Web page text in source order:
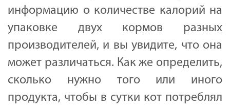
информацию о количестве калорий на
упаковке двух кормов разных
производителей, и вы увидите, что она
может различаться. Как же определить,
сколько нужно того или иного
продукта, чтобы в сутки кот потреблял